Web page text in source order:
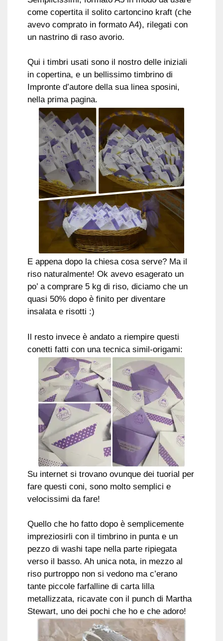
come copertita il solito cartoncino kraft (che
avevo comprato in formato A4), rilegati con
un nastrino di raso avorio.
Qui i timbri usati sono il nostro delle iniziali
in copertina, e un bellissimo timbrino di
Impronte d’autore della sua linea sposini,
nella prima pagina.
E appena dopo la chiesa cosa serve? Ma il
riso naturalmente! Ok avevo esagerato un
po’ a comprare 5 kg di riso, diciamo che un
quasi 50% dopo è finito per diventare
insalata e risotti :)
Il resto invece è andato a riempire questi
conetti fatti con una tecnica simil-origami:
Su internet si trovano ovunque dei tuorial per
fare questi coni, sono molto semplici e
velocissimi da fare!
Quello che ho fatto dopo è semplicemente
impreziosirli con il timbrino in punta e un
pezzo di washi tape nella parte ripiegata
verso il basso. Ah unica nota, in mezzo al
riso purtroppo non si vedono ma c’erano
tante piccole farfalline di carta lilla
metallizzata, ricavate con il punch di Martha
Stewart, uno dei pochi che ho e che adoro!